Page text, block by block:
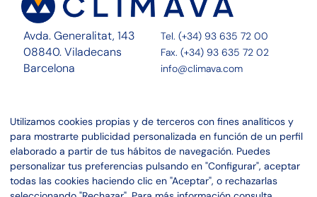
Avda. Generalitat, 143
08840. Viladecans
Barcelona
Tel. (+34) 93 635 72 00
Fax. (+34) 93 635 72 02
info@climava.com
Servicios
Proyectos
Noticias
Canal ético
Linkedin
Instagram
Aviso legal
Política de privacidad
Utilizamos cookies propias y de terceros con fines analíticos y
para mostrarte publicidad personalizada en función de un perfil
elaborado a partir de tus hábitos de navegación. Puedes
personalizar tus preferencias pulsando en "Configurar", aceptar
todas las cookies haciendo clic en "Aceptar", o rechazarlas